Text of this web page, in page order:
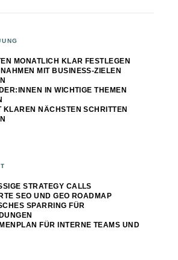
MONATLICH KLAR FESTLEGEN
MIT BUSINESS-ZIELEN V
IN WICHTIGE THEMEN
KLAREN NÄCHSTEN SCHRITTEN
STRATEGY CALLS
SEO UND GEO ROADMAP
SPARRING FÜR
FÜR INTERNE TEAMS UND P